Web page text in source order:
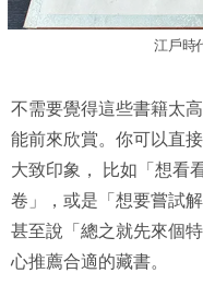
江戶時
不需要覺得這些書籍太
能前來欣賞。你可以直
大致印象， 比如「想看
卷」，或是「想要嘗試
甚至說「總之就先來個
心推薦合適的藏書。